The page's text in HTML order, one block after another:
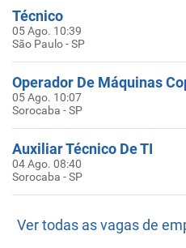
Técnico
05 Ago. 10:39
São Paulo - SP
Operador De Máquinas
05 Ago. 10:07
Sorocaba - SP
Auxiliar Técnico De TI
04 Ago. 08:40
Sorocaba - SP
Ver todas as vagas de